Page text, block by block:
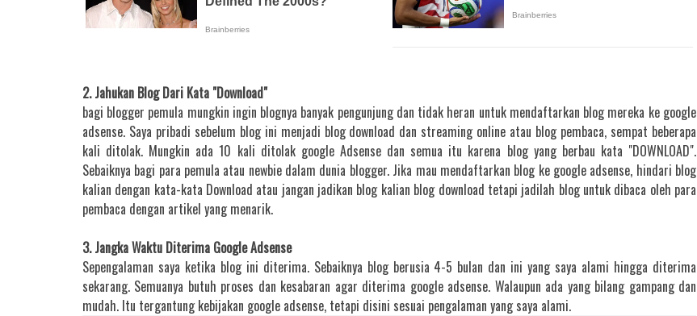
2. Jahukan Blog Dari Kata "Download"
bagi blogger pemula mungkin ingin blognya banyak pengunjung dan tidak heran untuk mendaftarkan blog mereka ke google
adsense. Saya pribadi sebelum blog ini menjadi blog download dan streaming online atau blog pembaca, sempat beberapa
kali ditolak. Mungkin ada 10 kali ditolak google Adsense dan semua itu karena blog yang berbau kata "DOWNLOAD".
Sebaiknya bagi para pemula atau newbie dalam dunia blogger. Jika mau mendaftarkan blog ke google adsense, hindari blog
kalian dengan kata-kata Download atau jangan jadikan blog kalian blog download tetapi jadilah blog untuk dibaca oleh para
pembaca dengan artikel yang menarik.
3. Jangka Waktu Diterima Google Adsense
Sepengalaman saya ketika blog ini diterima. Sebaiknya blog berusia 4-5 bulan dan ini yang saya alami hingga diterima
sekarang. Semuanya butuh proses dan kesabaran agar diterima google adsense. Walaupun ada yang bilang gampang dan
mudah. Itu tergantung kebijakan google adsense, tetapi disini sesuai pengalaman yang saya alami.